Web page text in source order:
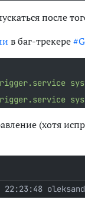
после
в баг-трекере
(хотя
22:23:48